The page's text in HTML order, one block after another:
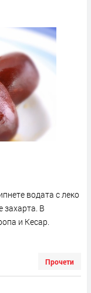
водата с леко
захарта. В
и Кесар.
Прочети